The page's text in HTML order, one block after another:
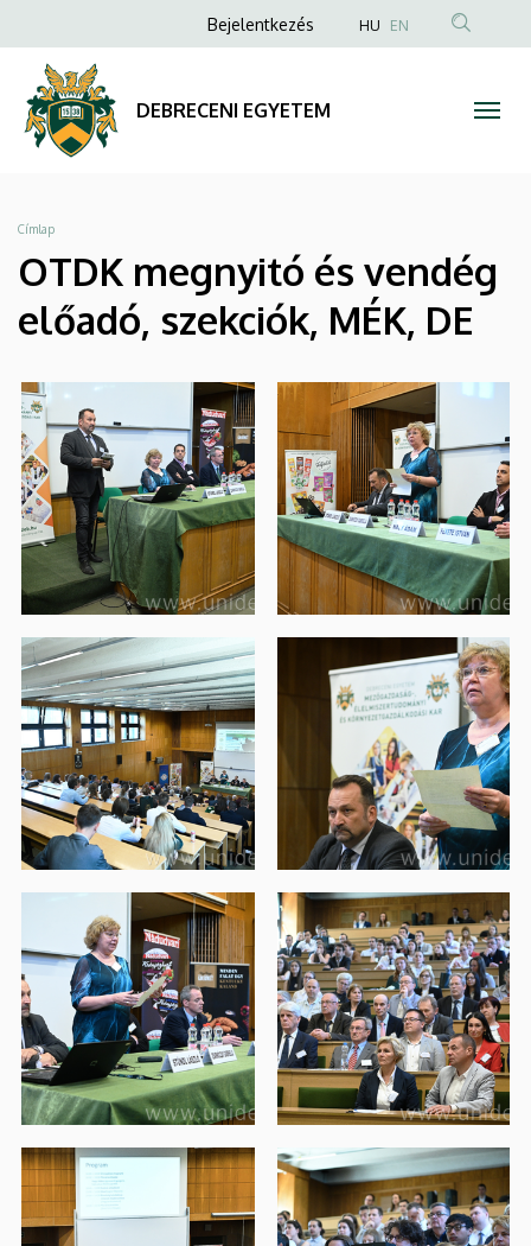
DEBRECENI
EGYETEM
a
tartalomra
Anonim
menüje
Bejelentkezés HU EN
DEBRECENI EGYETEM
Morzsa
Címlap
OTDK megnyitó és vendég
előadó, szekciók, MÉK, DE